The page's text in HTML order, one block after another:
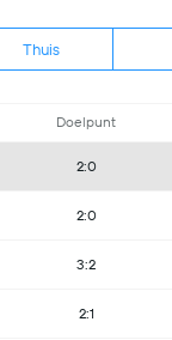
Thuis
Doelpunt
2:0
2:0
3:2
2:1